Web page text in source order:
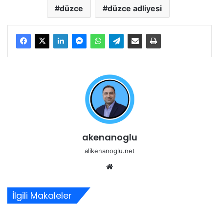
düzce düzce adliyesi
akenanoglu
alikenanoglu.net
İlgili Makaleler